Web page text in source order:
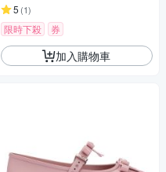
5 (1)
限時下殺 券
加入購物車